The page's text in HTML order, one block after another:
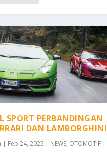
SPORT PERBANDINGAN
DAN LAMBORGHINI
| Feb 24, 2025 | NEWS, OTOMOTIF |